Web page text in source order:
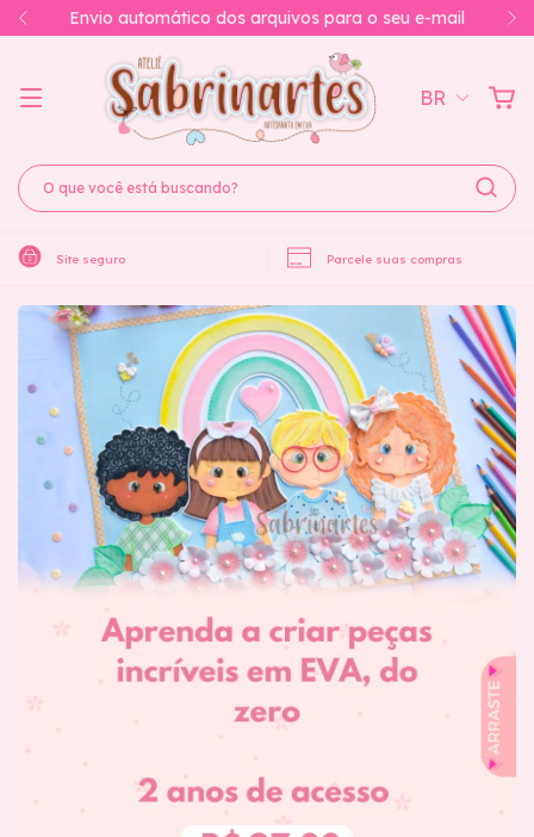
Envio automático dos arquivos para o seu e-mail
BR
Site seguro Parcele suas compras